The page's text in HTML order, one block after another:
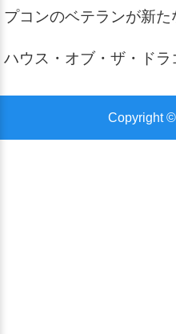
プコンのベテランが新
ハウス・オブ・ザ・ド
Copyright